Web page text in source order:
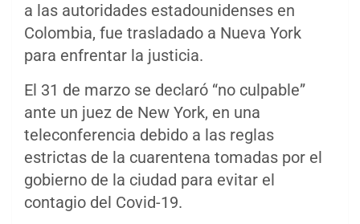
a las autoridades estadounidenses en
Colombia, fue trasladado a Nueva York
para enfrentar la justicia.
El 31 de marzo se declaró “no culpable”
ante un juez de New York, en una
teleconferencia debido a las reglas
estrictas de la cuarentena tomadas por el
gobierno de la ciudad para evitar el
contagio del Covid-19.